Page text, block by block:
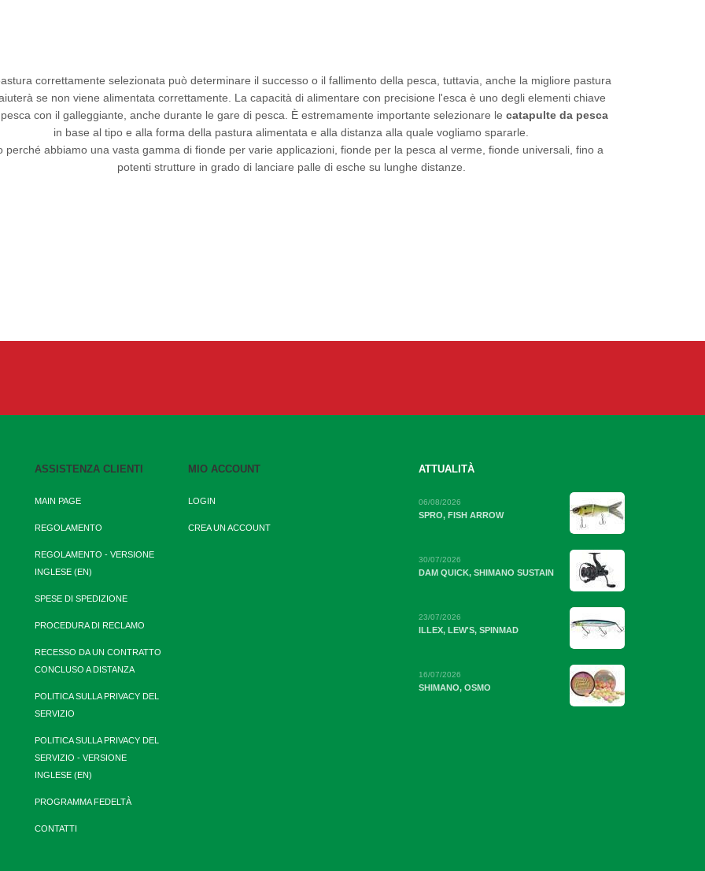
correttamente selezionata può determinare il successo o il fallimento della pesca, tuttavia, anche la migliore pastura
se non viene alimentata correttamente. La capacità di alimentare con precisione l'esca è uno degli elementi chiave
con il galleggiante, anche durante le gare di pesca. È estremamente importante selezionare lecatapulte da pesca
in base al tipo e alla forma della pastura alimentata e alla distanza alla quale vogliamo spararle.
perché abbiamo una vasta gamma di fionde per varie applicazioni, fionde per la pesca al verme, fionde universali, fino a
potenti strutture in grado di lanciare palle di esche su lunghe distanze.
ASSISTENZA CLIENTI
MAIN PAGE
REGOLAMENTO
REGOLAMENTO - VERSIONE
INGLESE (EN)
SPESE DI SPEDIZIONE
PROCEDURA DI RECLAMO
RECESSO DA UN CONTRATTO
CONCLUSO A DISTANZA
POLITICA SULLA PRIVACY DEL
SERVIZIO
POLITICA SULLA PRIVACY DEL
SERVIZIO - VERSIONE
INGLESE (EN)
PROGRAMMA FEDELTÀ
CONTATTI
MIO ACCOUNT
LOGIN
CREA UN ACCOUNT
ATTUALITÀ
06/08/2026
SPRO, FISH ARROW
30/07/2026
DAM QUICK, SHIMANO SUSTAIN
23/07/2026
ILLEX, LEW'S, SPINMAD
16/07/2026
SHIMANO, OSMO